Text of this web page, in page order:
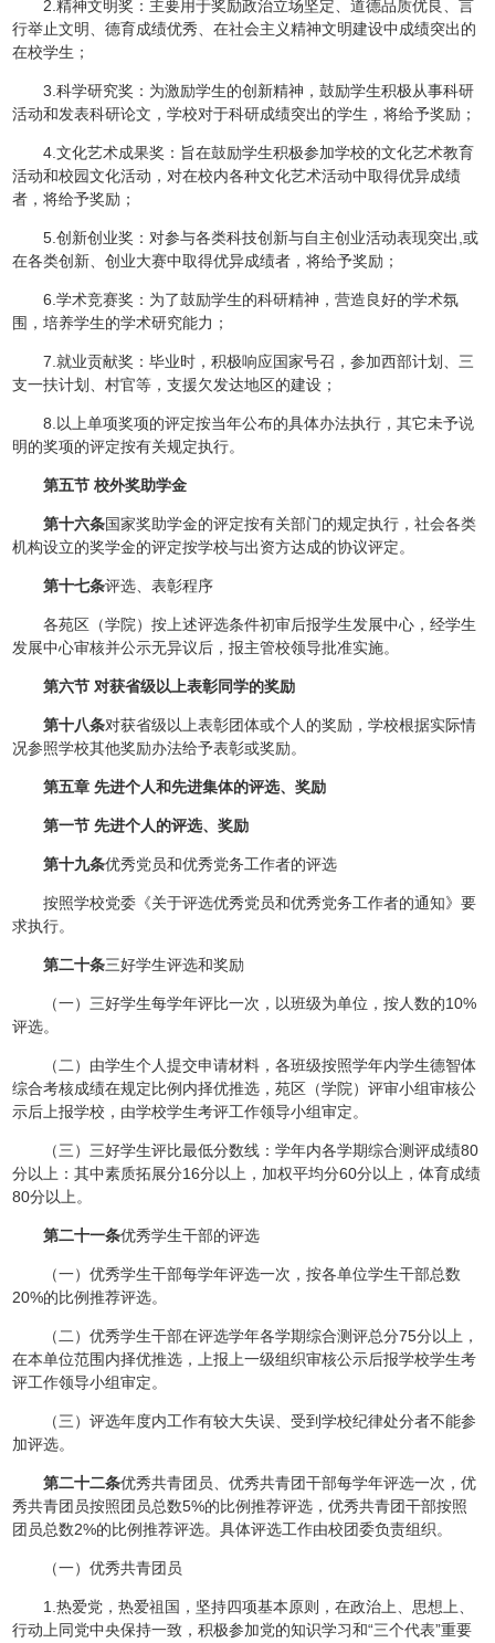
2.精神文明奖：主要用于奖励政治立场坚定、道德品质优良、言
行举止文明、德育成绩优秀、在社会主义精神文明建设中成绩突出的
在校学生；
3.科学研究奖：为激励学生的创新精神，鼓励学生积极从事科研
活动和发表科研论文，学校对于科研成绩突出的学生，将给予奖励；
4.文化艺术成果奖：旨在鼓励学生积极参加学校的文化艺术教育
活动和校园文化活动，对在校内各种文化艺术活动中取得优异成绩
者，将给予奖励；
5.创新创业奖：对参与各类科技创新与自主创业活动表现突出,或
在各类创新、创业大赛中取得优异成绩者，将给予奖励；
6.学术竞赛奖：为了鼓励学生的科研精神，营造良好的学术氛
围，培养学生的学术研究能力；
7.就业贡献奖：毕业时，积极响应国家号召，参加西部计划、三
支一扶计划、村官等，支援欠发达地区的建设；
8.以上单项奖项的评定按当年公布的具体办法执行，其它未予说
明的奖项的评定按有关规定执行。
第五节 校外奖助学金
第十六条国家奖助学金的评定按有关部门的规定执行，社会各类
机构设立的奖学金的评定按学校与出资方达成的协议评定。
第十七条评选、表彰程序
各苑区（学院）按上述评选条件初审后报学生发展中心，经学生
发展中心审核并公示无异议后，报主管校领导批准实施。
第六节 对获省级以上表彰同学的奖励
第十八条对获省级以上表彰团体或个人的奖励，学校根据实际情
况参照学校其他奖励办法给予表彰或奖励。
第五章 先进个人和先进集体的评选、奖励
第一节 先进个人的评选、奖励
第十九条优秀党员和优秀党务工作者的评选
按照学校党委《关于评选优秀党员和优秀党务工作者的通知》要
求执行。
第二十条三好学生评选和奖励
（一）三好学生每学年评比一次，以班级为单位，按人数的10%
评选。
（二）由学生个人提交申请材料，各班级按照学年内学生德智体
综合考核成绩在规定比例内择优推选，苑区（学院）评审小组审核公
示后上报学校，由学校学生考评工作领导小组审定。
（三）三好学生评比最低分数线：学年内各学期综合测评成绩80
分以上：其中素质拓展分16分以上，加权平均分60分以上，体育成绩
80分以上。
第二十一条优秀学生干部的评选
（一）优秀学生干部每学年评选一次，按各单位学生干部总数
20%的比例推荐评选。
（二）优秀学生干部在评选学年各学期综合测评总分75分以上，
在本单位范围内择优推选，上报上一级组织审核公示后报学校学生考
评工作领导小组审定。
（三）评选年度内工作有较大失误、受到学校纪律处分者不能参
加评选。
第二十二条优秀共青团员、优秀共青团干部每学年评选一次，优
秀共青团员按照团员总数5%的比例推荐评选，优秀共青团干部按照
团员总数2%的比例推荐评选。具体评选工作由校团委负责组织。
（一）优秀共青团员
1.热爱党，热爱祖国，坚持四项基本原则，在政治上、思想上、
行动上同党中央保持一致，积极参加党的知识学习和“三个代表”重要